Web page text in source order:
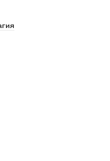
интересна тема
попробовать новый